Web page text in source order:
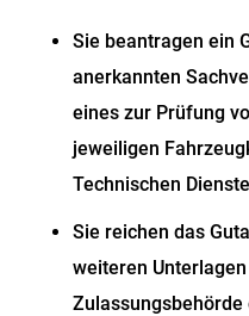
Sie beantragen ein
anerkannten
eines zur Prüfung
jeweiligen
Technischen
Sie reichen das
weiteren
Zulassungsbehörde